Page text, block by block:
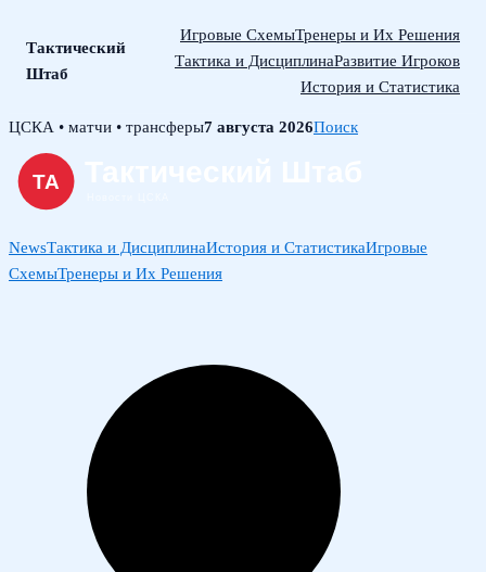
Тактический
Штаб
Игровые СхемыТренеры и Их Решения
Тактика и ДисциплинаРазвитие Игроков
История и Статистика
Skip
content
ЦСКА • матчи • трансферы7 августа 2026Поиск
NewsТактика и ДисциплинаИстория и СтатистикаИгровые
СхемыТренеры и Их Решения